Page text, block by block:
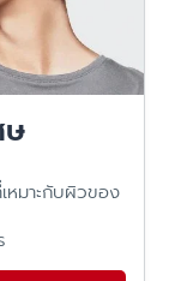
ษ
หมาะกับผิวของ